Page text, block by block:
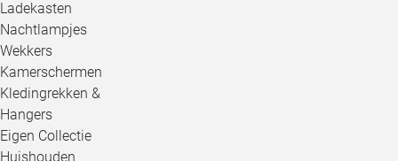
Ladekasten
Nachtlampjes
Wekkers
Kamerschermen
Kledingrekken &
Hangers
Eigen Collectie
Huishouden